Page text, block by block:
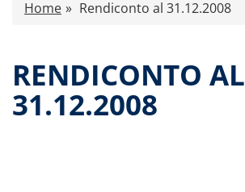
Caratteristiche
Proventi distribuiti
Documenti di offerta
Home Rendiconto al 31.12.2008
RENDICONTO AL
31.12.2008